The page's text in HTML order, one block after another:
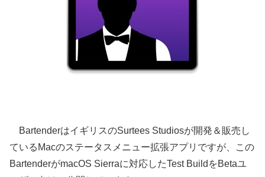
BartenderはイギリスのSurtees Studiosが開発＆販売し
ているMacのステータスメニュー拡張アプリですが、この
BartenderがmacOS Sierraに対応したTest BuildをBetaユ